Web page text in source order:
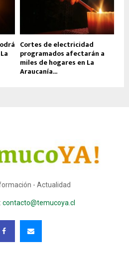
Cortes de electricidad
programados afectarán a
miles de hogares en La
Araucanía...
- Actualidad
contacto@temucoya.cl